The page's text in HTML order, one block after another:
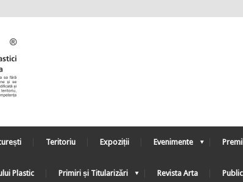
Teritoriu Expoziții Evenimente
Plastic Primiri și Titularizări Revista Arta